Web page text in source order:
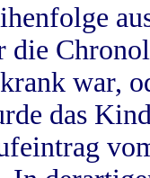
die
war,
das